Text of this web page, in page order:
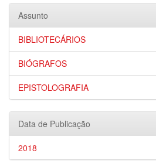
Assunto
BIBLIOTECÁRIOS
BIÓGRAFOS
EPISTOLOGRAFIA
Data de Publicação
2018